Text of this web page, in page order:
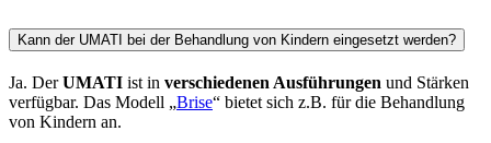
Kann der UMATI bei der Behandlung von Kindern eingesetzt werden?
Ja. DerUMATI ist in verschiedenen Ausführungen und Stärken
verfügbar. Das Modell „Brise“ bietet sich z.B. für die Behandlung
von Kindern an.